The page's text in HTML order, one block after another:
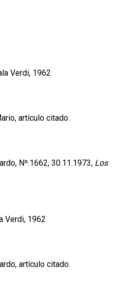
Verdi, 1962
artículo citado.
Nº.1662, 30.11.1973, Los
Verdi, 1962
artículo citado.